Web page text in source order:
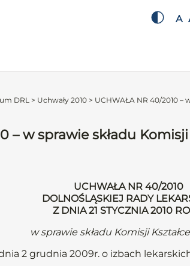
A
DRL > Uchwały 2010 > UCHWAŁA NR 40/2010 –
– w sprawie składu
UCHWAŁA NR 40/2010
DOLNOŚLĄSKIEJ RADY
Z DNIA 21 STYCZNIA 2010
w sprawie składu Komisji
2 grudnia 2009r. o izbach